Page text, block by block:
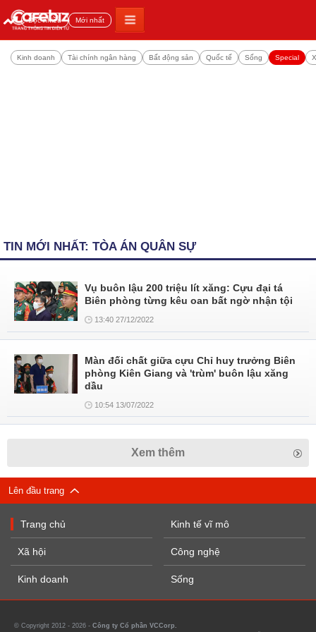
Đọc nhiều Mới nhất
Kinh doanh Tài chính ngân hàng Bất động sản Quốc tế Sống Special
TIN MỚI NHẤT: TÒA ÁN QUÂN SỰ
Vụ buôn lậu 200 triệu lít xăng: Cựu đại tá
Biên phòng từng kêu oan bất ngờ nhận tội
13:40 27/12/2022
Màn đối chất giữa cựu Chỉ huy trưởng Biên
phòng Kiên Giang và 'trùm' buôn lậu xăng
dầu
10:54 13/07/2022
Xem thêm
Lên đầu trang
Trang chủ
Xã hội
Kinh doanh
Kinh tế vĩ mô
Công nghệ
Sống
© Copyright 2012 - 2026 - Công ty Cổ phần VCCorp.